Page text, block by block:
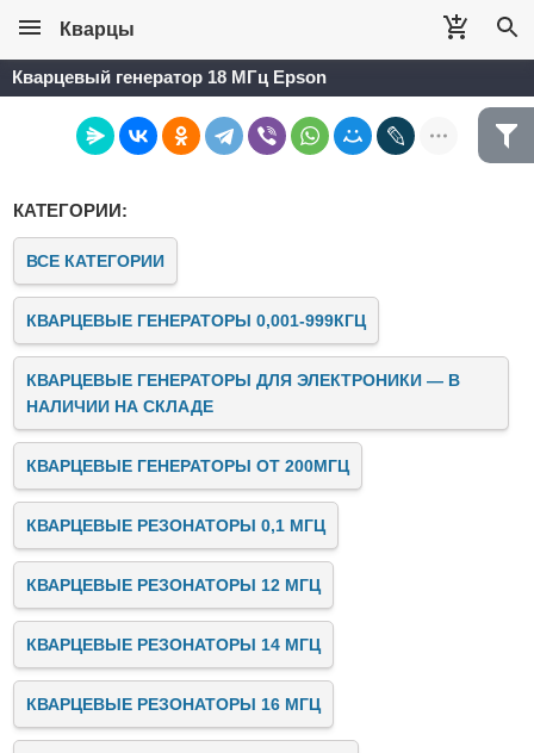
Кварцы
Кварцевый генератор 18 МГц Epson
КАТЕГОРИИ:
ВСЕ КАТЕГОРИИ
КВАРЦЕВЫЕ ГЕНЕРАТОРЫ 0,001-999КГЦ
КВАРЦЕВЫЕ ГЕНЕРАТОРЫ ДЛЯ ЭЛЕКТРОНИКИ — В
НАЛИЧИИ НА СКЛАДЕ
КВАРЦЕВЫЕ ГЕНЕРАТОРЫ ОТ 200МГЦ
КВАРЦЕВЫЕ РЕЗОНАТОРЫ 0,1 МГЦ
КВАРЦЕВЫЕ РЕЗОНАТОРЫ 12 МГЦ
КВАРЦЕВЫЕ РЕЗОНАТОРЫ 14 МГЦ
КВАРЦЕВЫЕ РЕЗОНАТОРЫ 16 МГЦ